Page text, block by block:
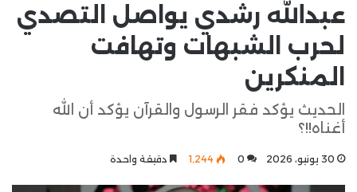
عبدالله رشدي يواصل التصدي
لحرب الشبهات وتهافت
المنكرين
الحديث يؤكد فقر الرسول والقرآن يؤكد أن الله
أغناه!!؟
30 يونيو، 2026 0 1٬244 دقيقة واحدة